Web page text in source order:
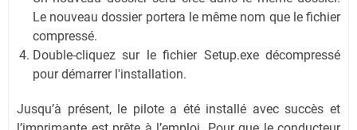
Le nouveau dossier portera le même nom que le fichier
compressé.
Double-cliquez sur le fichier Setup.exe décompressé
pour démarrer l'installation.
Jusqu’à présent, le pilote a été installé avec succès et